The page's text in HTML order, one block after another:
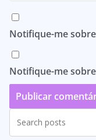
Notifique-me
Notifique-me